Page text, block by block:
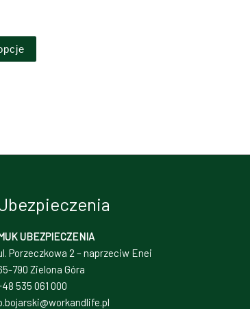
można wybrać na stronie produktu
UBEZPIECZENIA
Porzeczkowa 2 – naprzeciw Enei
790 Zielona Góra
535 061 000